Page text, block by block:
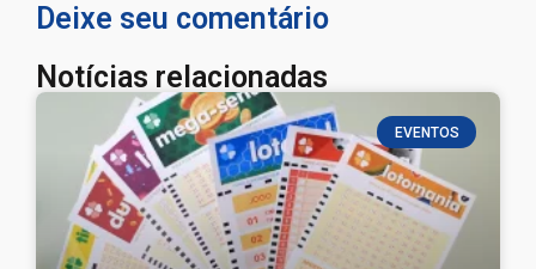
Deixe seu comentário
Notícias relacionadas
EVENTOS